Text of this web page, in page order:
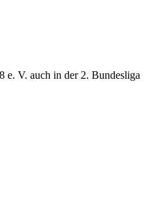
e. V. auch in der 2. Bundesliga